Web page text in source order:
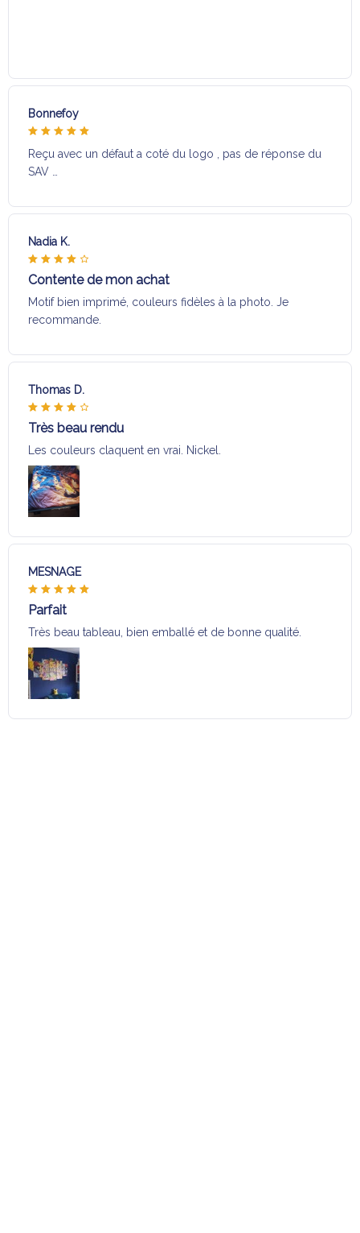
Bonnefoy
Reçu avec un défaut a coté du logo , pas de réponse du
SAV …
Nadia K.
Contente de mon achat
Motif bien imprimé, couleurs fidèles à la photo. Je
recommande.
Thomas D.
Très beau rendu
Les couleurs claquent en vrai. Nickel.
MESNAGE
Parfait
Très beau tableau, bien emballé et de bonne qualité.